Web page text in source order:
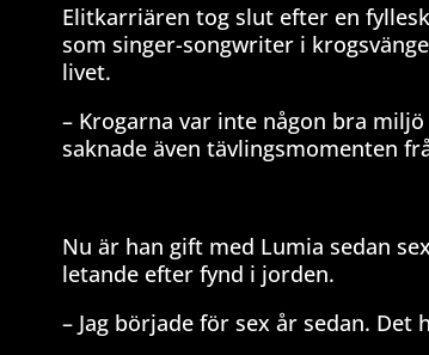
Elitkarriären tog slut efter en
som singer-songwriter i
livet.
– Krogarna var inte någon bra
saknade även tävlingsmomenten
Nu är han gift med Lumia sedan
letande efter fynd i jorden.
– Jag började för sex år sedan.